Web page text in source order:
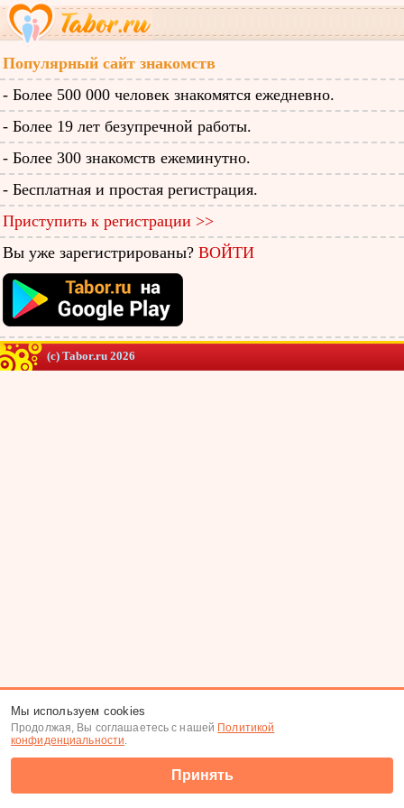
Популярный сайт знакомств
- Более 500 000 человек знакомятся ежедневно.
- Более 19 лет безупречной работы.
- Более 300 знакомств ежеминутно.
- Бесплатная и простая регистрация.
Приступить к регистрации >>
Вы уже зарегистрированы? ВОЙТИ
(c) Tabor.ru 2026
Мы используем cookies
Продолжая, Вы соглашаетесь с нашей Политикой
конфиденциальности.
Принять